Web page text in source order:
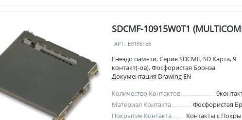
SDCMF-10915W0T1
АРТ.: E9186166
Гнездо памяти, Серия SDCMF, SD Карта, 9
контакт(-ов), Фосфористая Бронза
Документация Drawing EN
Количество Контактов
Материал Контакта
Фосфористая
Покрытие Контакта
Контакты с